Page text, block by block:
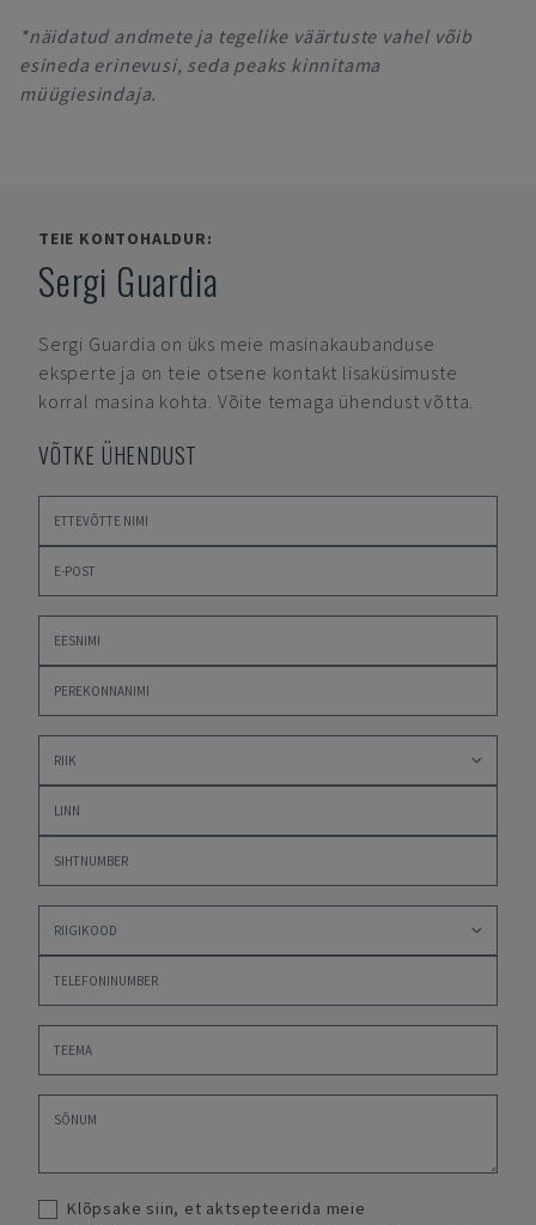
*näidatud andmete ja tegelike väärtuste vahel võib
esineda erinevusi, seda peaks kinnitama
müügiesindaja.
TEIE KONTOHALDUR:
Sergi Guardia
Sergi Guardia on üks meie masinakaubanduse
eksperte ja on teie otsene kontakt lisaküsimuste
korral masina kohta. Võite temaga ühendust võtta.
VÕTKE ÜHENDUST
Klõpsake siin, et aktsepteerida meie